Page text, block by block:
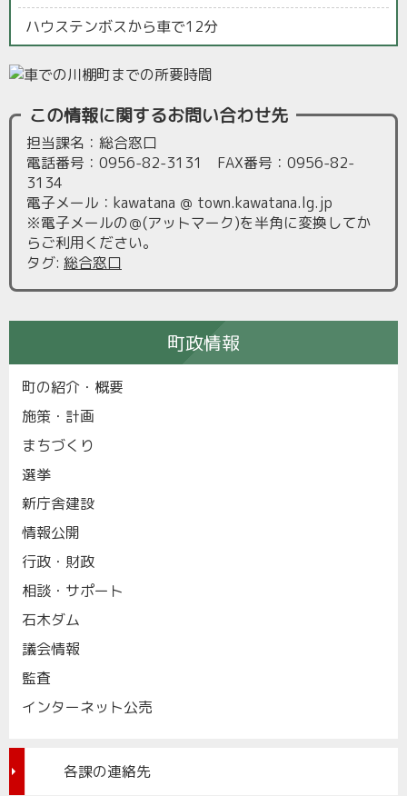
ハウステンボスから車で12分
この情報に関するお問い合わせ先
担当課名：総合窓口
電話番号：0956-82-3131 FAX番号：0956-82-
3134
電子メール：kawatana ＠ town.kawatana.lg.jp
※電子メールの＠(アットマーク)を半角に変換してか
らご利用ください。
タグ: 総合窓口
町政情報
町の紹介・概要
施策・計画
まちづくり
選挙
新庁舎建設
情報公開
行政・財政
相談・サポート
石木ダム
議会情報
監査
インターネット公売
各課の連絡先